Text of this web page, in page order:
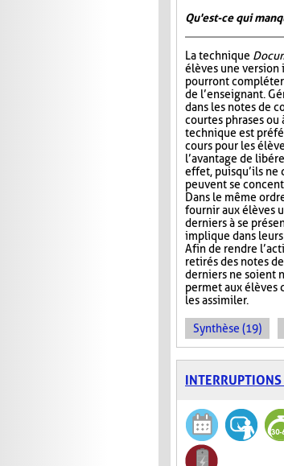
Qu'est-ce qui
La technique
élèves une version
pourront compléter
de l’enseignant.
dans les notes de
courtes phrases ou
technique est
cours pour les
l’avantage de
effet, puisqu’ils ne
peuvent se
Dans le même
fournir aux élèves
derniers à se
implique dans
Afin de rendre
retirés des notes
derniers ne soient
permet aux élèves
les assimiler.
Synthèse (19)